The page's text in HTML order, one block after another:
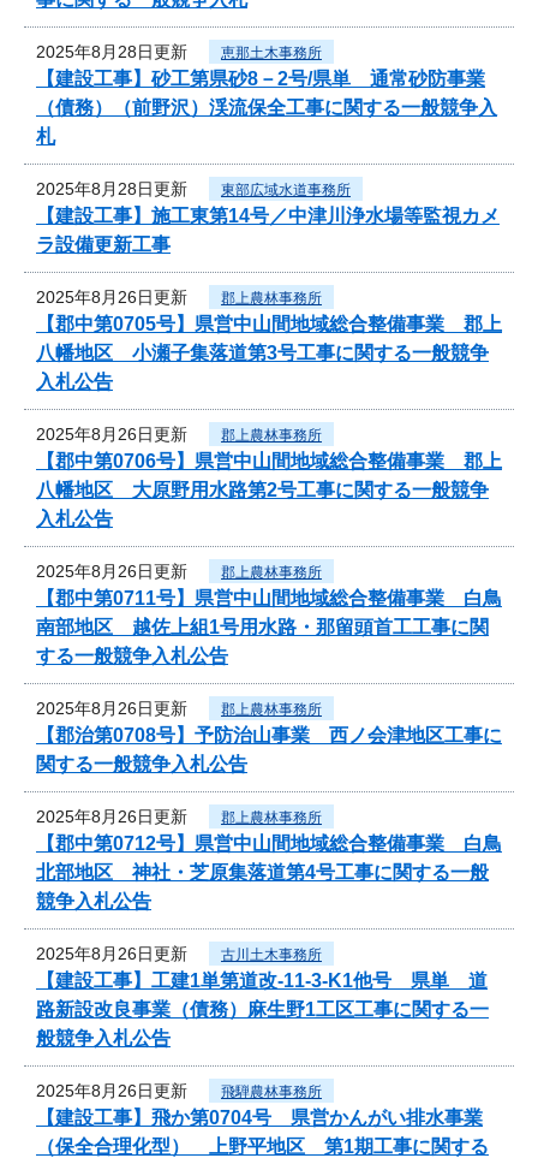
2025年8月28日更新 恵那土木事務所
【建設工事】砂工第県砂8－2号/県単 通常砂防事業
（債務）（前野沢）渓流保全工事に関する一般競争入
札
2025年8月28日更新 東部広域水道事務所
【建設工事】施工東第14号／中津川浄水場等監視カメ
ラ設備更新工事
2025年8月26日更新 郡上農林事務所
【郡中第0705号】県営中山間地域総合整備事業 郡上
八幡地区 小瀬子集落道第3号工事に関する一般競争
入札公告
2025年8月26日更新 郡上農林事務所
【郡中第0706号】県営中山間地域総合整備事業 郡上
八幡地区 大原野用水路第2号工事に関する一般競争
入札公告
2025年8月26日更新 郡上農林事務所
【郡中第0711号】県営中山間地域総合整備事業 白鳥
南部地区 越佐上組1号用水路・那留頭首工工事に関
する一般競争入札公告
2025年8月26日更新 郡上農林事務所
【郡治第0708号】予防治山事業 西ノ会津地区工事に
関する一般競争入札公告
2025年8月26日更新 郡上農林事務所
【郡中第0712号】県営中山間地域総合整備事業 白鳥
北部地区 神社・芝原集落道第4号工事に関する一般
競争入札公告
2025年8月26日更新 古川土木事務所
【建設工事】工建1単第道改-11-3-K1他号 県単 道
路新設改良事業（債務）麻生野1工区工事に関する一
般競争入札公告
2025年8月26日更新 飛騨農林事務所
【建設工事】飛か第0704号 県営かんがい排水事業
（保全合理化型） 上野平地区 第1期工事に関する